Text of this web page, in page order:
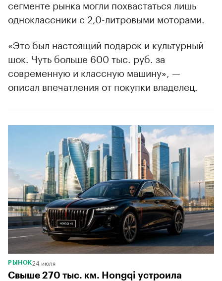
сегменте рынка могли похвастаться лишь
одноклассники с 2,0-литровыми моторами.
«Это был настоящий подарок и культурный
шок. Чуть больше 600 тыс. руб. за
современную и классную машину», —
описал впечатления от покупки владелец.
РЫНОК24 июля
Свыше 270 тыс. км. Hongqi устроила